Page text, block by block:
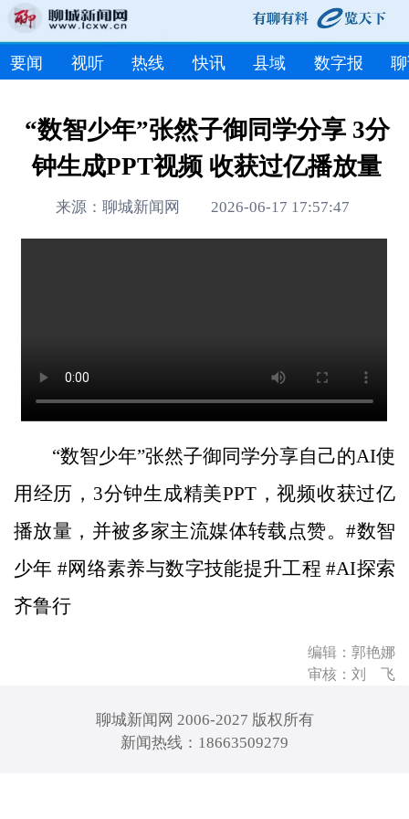
要闻 视听 热线 快讯 县域 数字报
“数智少年”张然子御同学分享 3分
钟生成PPT视频 收获过亿播放量
来源：聊城新闻网 2026-06-17 17:57:47
“数智少年”张然子御同学分享自己的AI使
用经历，3分钟生成精美PPT，视频收获过亿
播放量，并被多家主流媒体转载点赞。#数智
少年 #网络素养与数字技能提升工程 #AI探索
齐鲁行
编辑：郭艳娜
审核：刘 飞
聊城新闻网 2006-2027 版权所有
新闻热线：18663509279